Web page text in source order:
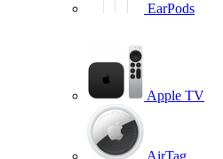
EarPods
Apple TV